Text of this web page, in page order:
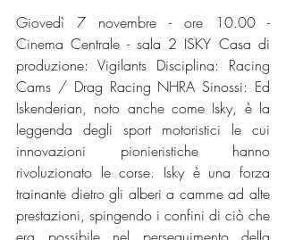
Giovedì 7 novembre - ore 10.00 -
Cinema Centrale - sala 2 ISKY Casa di
produzione: Vigilants Disciplina: Racing
Cams / Drag Racing NHRA Sinossi: Ed
Iskenderian, noto anche come Isky, è la
leggenda degli sport motoristici le cui
innovazioni pionieristiche hanno
rivoluzionato le corse. Isky è una forza
trainante dietro gli alberi a camme ad alte
prestazioni, spingendo i confini di ciò che